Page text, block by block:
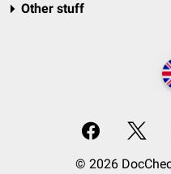
Other stuff
© 2026